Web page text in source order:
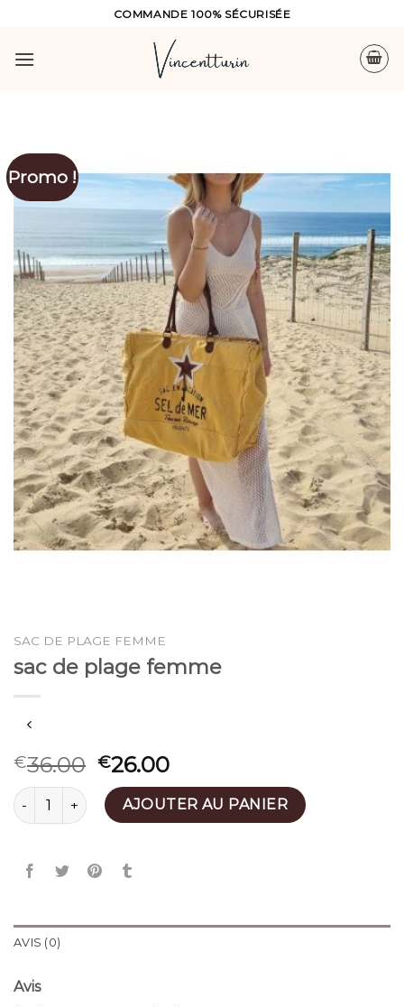
content
COMMANDE 100% SÉCURISÉE
Promo !
SAC DE PLAGE FEMME
sac de plage femme
€36.00 €26.00
quantité de sac de plage femme
AJOUTER AU PANIER
AVIS (0)
Avis